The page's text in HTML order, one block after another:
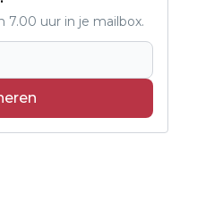
7.00 uur in je mailbox.